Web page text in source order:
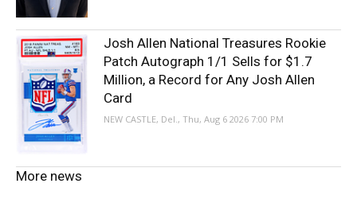
Josh Allen National Treasures Rookie
Patch Autograph 1/1 Sells for $1.7
Million, a Record for Any Josh Allen
Card
NEW CASTLE, Del., Thu, Aug 6 2026 7:00 PM
More news